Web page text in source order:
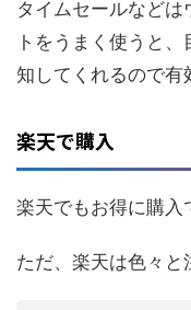
タイムセールなど
トをうまく使うと
知してくれるので有
楽天で購入
楽天でもお得に購入
ただ、楽天は色々と